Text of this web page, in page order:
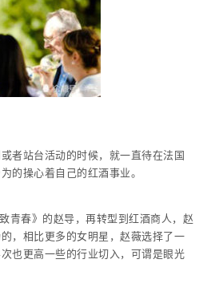
者站台活动的时候，就一直待在法国
的操心着自己的红酒事业。
青春》的赵导，再转型到红酒商人，赵
，相比更多的女明星，赵薇选择了一
也更高一些的行业切入，可谓是眼光